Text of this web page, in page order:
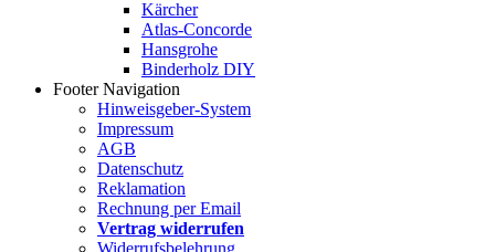
Kärcher
Atlas-Concorde
Hansgrohe
Binderholz DIY
Footer Navigation
Hinweisgeber-System
Impressum
AGB
Datenschutz
Reklamation
Rechnung per Email
Vertrag widerrufen
Widerrufsbelehrung